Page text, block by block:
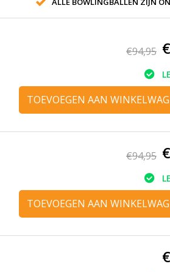
€94,95
TOEVOEGEN AAN
€94,95
TOEVOEGEN AAN